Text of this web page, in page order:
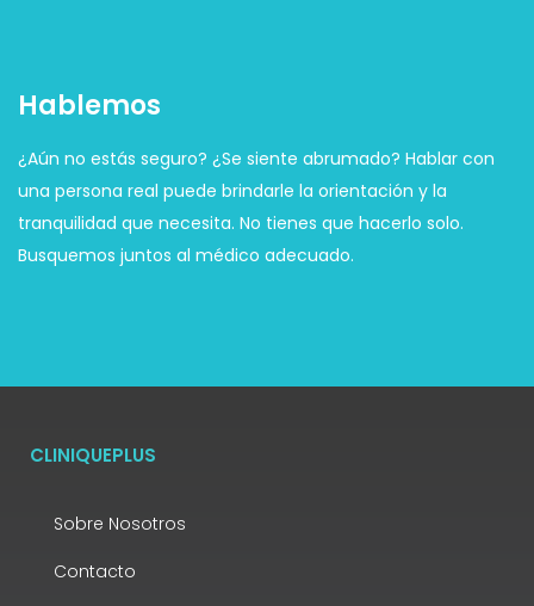
Hablemos
¿Aún no estás seguro? ¿Se siente abrumado? Hablar con
una persona real puede brindarle la orientación y la
tranquilidad que necesita. No tienes que hacerlo solo.
Busquemos juntos al médico adecuado.
CLINIQUEPLUS
Sobre Nosotros
Contacto